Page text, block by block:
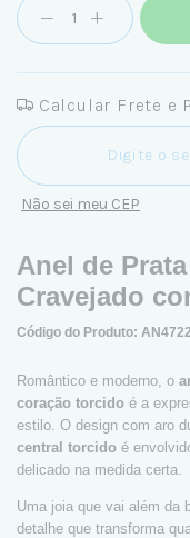
Calcular Frete e
Entregas para o CEP:
Não sei meu CEP
Anel de
Cravejado
Código do Produto:
Romântico e moderno, o
coração torcido é a
estilo. O design com aro
central torcido é
delicado na medida certa.
Uma joia que vai além da
detalhe que transforma